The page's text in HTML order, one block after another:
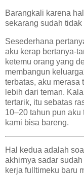
Barangkali karena
sekarang sudah
Sesederhana
aku kerap bertanya-
ketemu orang yang
membangun
terbatas, aku merasa
lebih dari teman.
tertarik, itu sebatas
10–20 tahun pun
kami bisa bareng.
Hal kedua adalah
akhirnya sadar
kerja fulltimeku baru